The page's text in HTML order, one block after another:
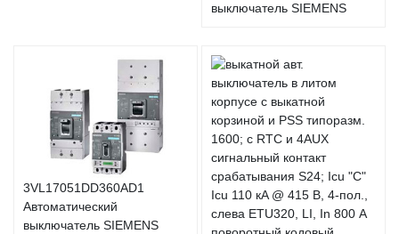
выключатель SIEMENS
3VL17051DD360AD1
Автоматический
выключатель SIEMENS